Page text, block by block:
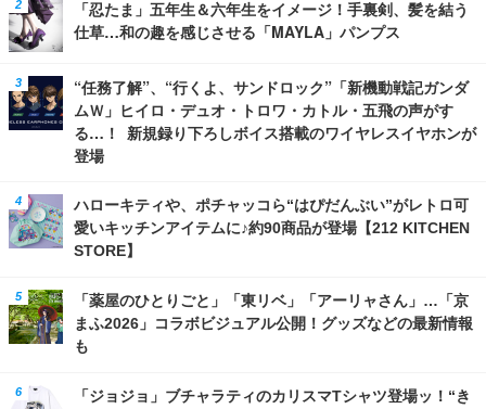
「忍たま」五年生＆六年生をイメージ！手裏剣、髪を結う
仕草…和の趣を感じさせる「MAYLA」パンプス
“任務了解”、“行くよ、サンドロック”「新機動戦記ガンダ
ムＷ」ヒイロ・デュオ・トロワ・カトル・五飛の声がす
る…！ 新規録り下ろしボイス搭載のワイヤレスイヤホンが
登場
ハローキティや、ポチャッコら“はぴだんぶい”がレトロ可
愛いキッチンアイテムに♪約90商品が登場【212 KITCHEN
STORE】
「薬屋のひとりごと」「東リベ」「アーリャさん」…「京
まふ2026」コラボビジュアル公開！グッズなどの最新情報
も
「ジョジョ」ブチャラティのカリスマTシャツ登場ッ！“き